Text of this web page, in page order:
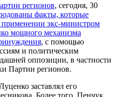
регионов, сегодня, 30
факты, которые
применении экс-министром
мощного механизма
, с помощью
и политическим
оппозиции, в частности
Партии регионов.
заставлял его
Более того, Пенчук